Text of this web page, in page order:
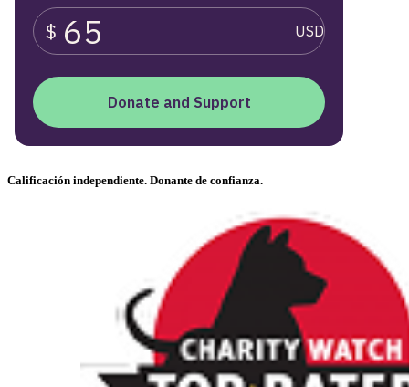
Calificación independiente. Donante de confianza.